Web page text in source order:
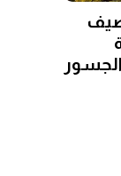
صيف